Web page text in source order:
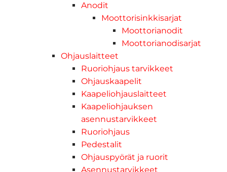
Anodit
Moottorisinkkisarjat
Moottorianodit
Moottorianodisarjat
Ohjauslaitteet
Ruoriohjaus tarvikkeet
Ohjauskaapelit
Kaapeliohjauslaitteet
Kaapeliohjauksen
asennustarvikkeet
Ruoriohjaus
Pedestalit
Ohjauspyörät ja ruorit
Asennustarvikkeet